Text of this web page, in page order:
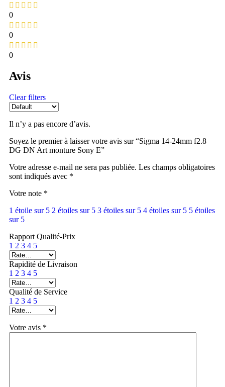
0
0
0
Avis
Clear filters
Il n’y a pas encore d’avis.
Soyez le premier à laisser votre avis sur “Sigma 14-24mm f2.8
DG DN Art monture Sony E”
Votre adresse e-mail ne sera pas publiée. Les champs obligatoires
sont indiqués avec *
Votre note *
1 étoile sur 5 2 étoiles sur 5 3 étoiles sur 5 4 étoiles sur 5 5 étoiles
sur 5
Rapport Qualité-Prix
1 2 3 4 5
Rapidité de Livraison
1 2 3 4 5
Qualité de Service
1 2 3 4 5
Votre avis *